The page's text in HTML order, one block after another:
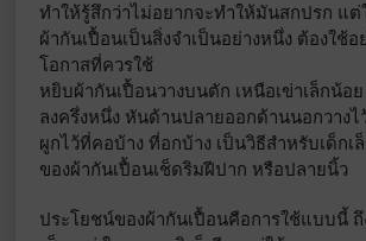
ทำให้รู้สึกว่าไม่อยากจะทำให้มันสกปรก แต่
ผ้ากันเปื้อนเป็นสิ่งจำเป็นอย่างหนึ่ง ต้องใช้อ
โอกาสที่ควรใช้
หยิบผ้ากันเปื้อนวางบนตัก เหนือเข่าเล็กน้อ
ลงครึ่งหนึ่ง หันด้านปลายออกด้านนอกวางไ
ผูกไว้ที่คอบ้าง ที่อกบ้าง เป็นวิธีสำหรับเด็กเ
ของผ้ากันเปื้อนเช็ดริมฝีปาก หรือปลายนิ้ว
ประโยชน์ของผ้ากันเปื้อนคือการใช้แบบนี้ ถึ